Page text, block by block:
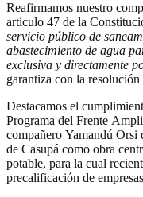
Reafirmamos nuestro
artículo 47 de la
servicio público de
abastecimiento de agua
exclusiva y directamente
garantiza con la
Destacamos el
Programa del Frente
compañero Yamandú Orsi
de Casupá como obra
potable, para la cual
precalificación de